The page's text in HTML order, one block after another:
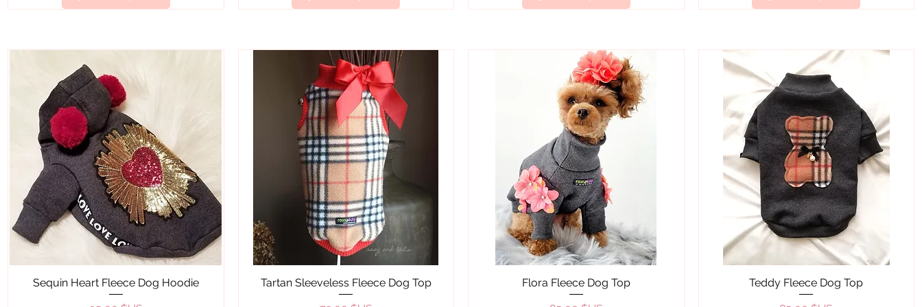
Aperçu rapide
Sequin Heart Fleece Dog Hoodie
Aperçu rapide
Tartan Sleeveless Fleece Dog Top
Aperçu rapide
Flora Fleece Dog Top
Aperçu rapide
Teddy Fleece Dog Top